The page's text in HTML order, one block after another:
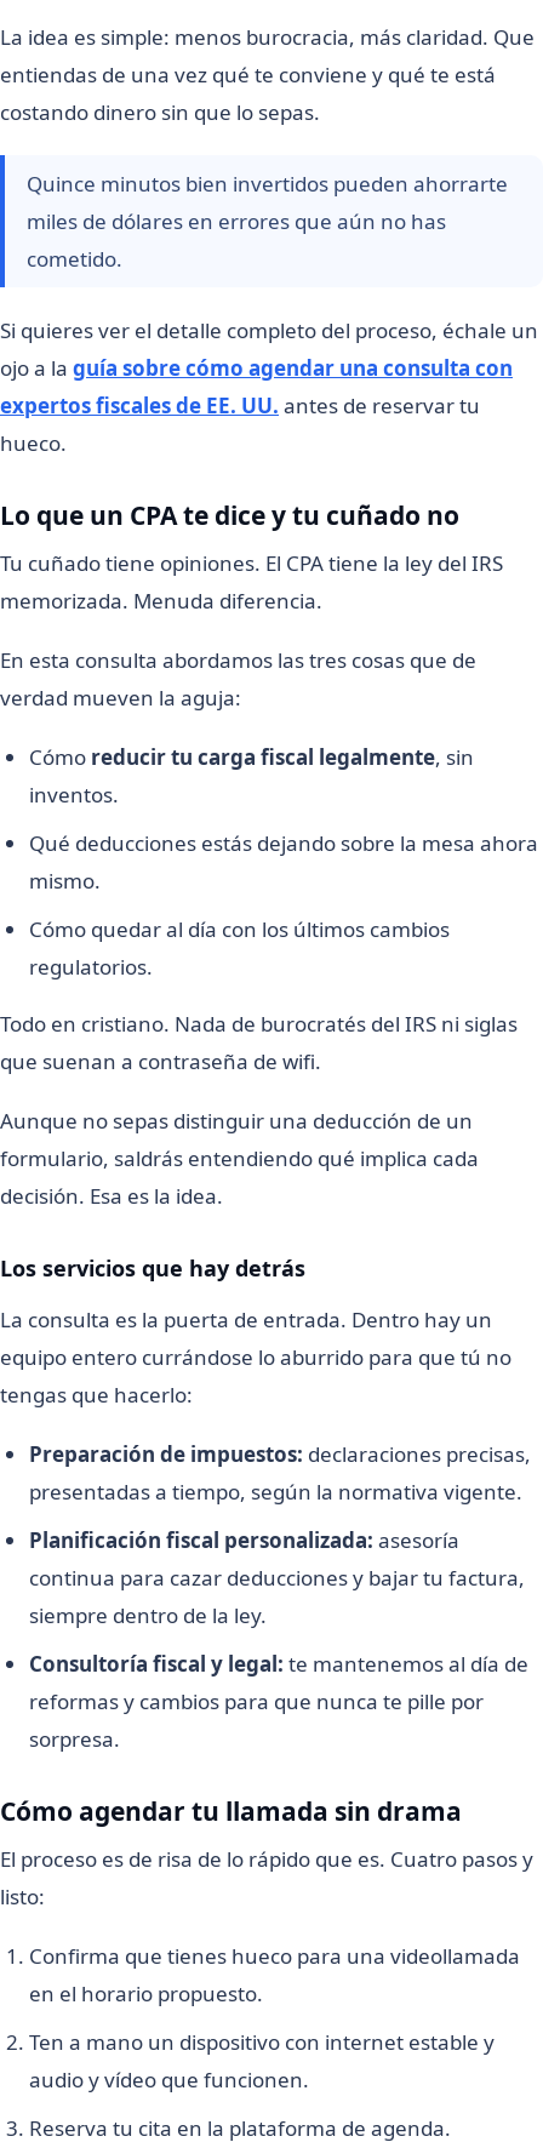
La idea es simple: menos burocracia, más claridad. Que
entiendas de una vez qué te conviene y qué te está
costando dinero sin que lo sepas.
Quince minutos bien invertidos pueden ahorrarte
miles de dólares en errores que aún no has
cometido.
Si quieres ver el detalle completo del proceso, échale un
ojo a la guía sobre cómo agendar una consulta con
expertos fiscales de EE. UU. antes de reservar tu
hueco.
Lo que un CPA te dice y tu cuñado no
Tu cuñado tiene opiniones. El CPA tiene la ley del IRS
memorizada. Menuda diferencia.
En esta consulta abordamos las tres cosas que de
verdad mueven la aguja:
Cómo reducir tu carga fiscal legalmente, sin
inventos.
Qué deducciones estás dejando sobre la mesa ahora
mismo.
Cómo quedar al día con los últimos cambios
regulatorios.
Todo en cristiano. Nada de burocratés del IRS ni siglas
que suenan a contraseña de wifi.
Aunque no sepas distinguir una deducción de un
formulario, saldrás entendiendo qué implica cada
decisión. Esa es la idea.
Los servicios que hay detrás
La consulta es la puerta de entrada. Dentro hay un
equipo entero currándose lo aburrido para que tú no
tengas que hacerlo:
Preparación de impuestos: declaraciones precisas,
presentadas a tiempo, según la normativa vigente.
Planificación fiscal personalizada: asesoría
continua para cazar deducciones y bajar tu factura,
siempre dentro de la ley.
Consultoría fiscal y legal: te mantenemos al día de
reformas y cambios para que nunca te pille por
sorpresa.
Cómo agendar tu llamada sin drama
El proceso es de risa de lo rápido que es. Cuatro pasos y
listo:
Confirma que tienes hueco para una videollamada
en el horario propuesto.
Ten a mano un dispositivo con internet estable y
audio y vídeo que funcionen.
Reserva tu cita en la plataforma de agenda.